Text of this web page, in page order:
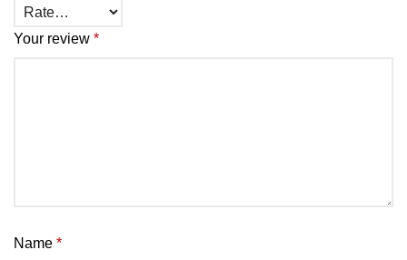
Your review *
Name *